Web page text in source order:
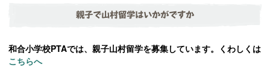
親子で山村留学はいかがですか
和合小学校PTAでは、親子山村留学を募集しています。くわしくは
こちらへ